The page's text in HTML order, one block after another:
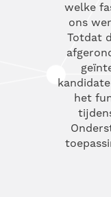
welke
ons
Totdat
het